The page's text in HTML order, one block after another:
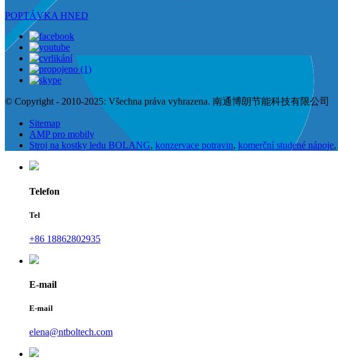
POPTÁVKA HNED
© Copyright - 2010-2025: Všechna práva vyhrazena. 南通博朗节能科技有限公司
Sitemap
AMP pro mobily
Stroj na kostky ledu BOLANG, konzervace potravin, komerční studené nápoje,
Telefon
Tel
+86 18862802935
E-mail
E-mail
elena@ntboltech.com